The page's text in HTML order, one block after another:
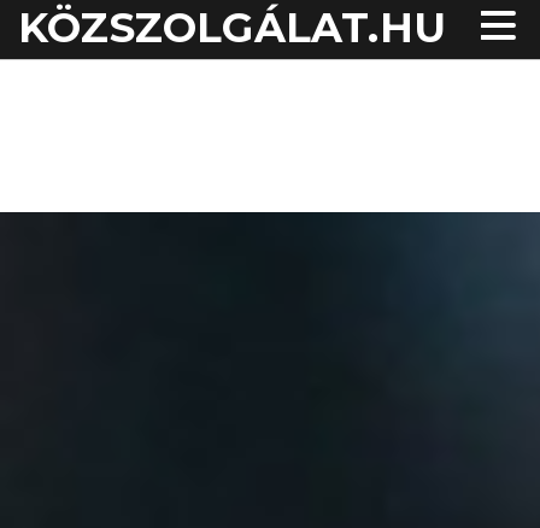
KÖZSZOLGÁLAT.HU